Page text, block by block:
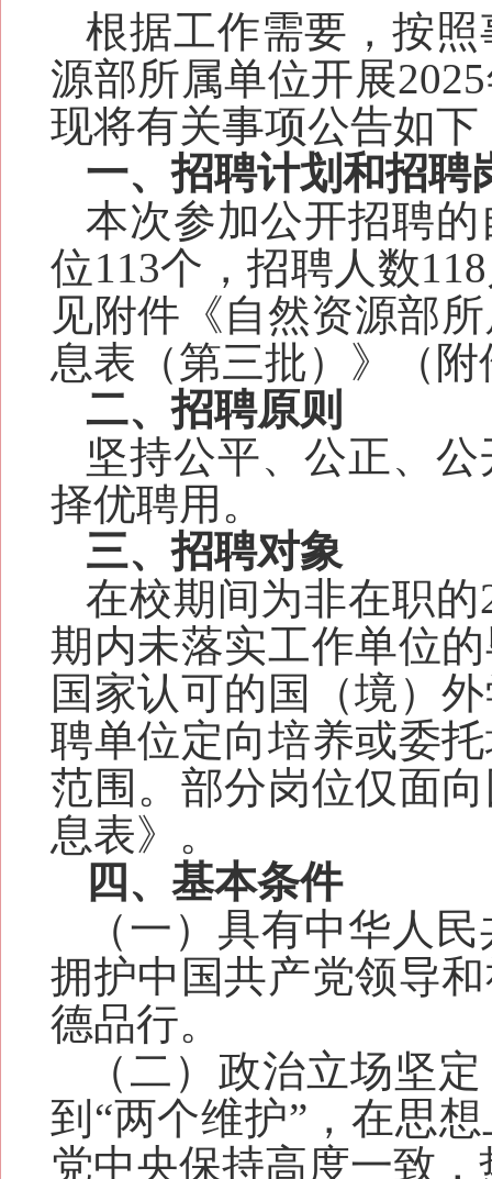
根据工作需要，按
源部所属单位开展
现将有关事项公告如下
一、招聘计划和招聘
本次参加公开招聘的
位113个，招聘人数118
见附件《自然资源部
息表 （第三批） 》（ 附
二、招聘原则
坚持公平、公正、
择优聘用。
三、招聘对象
在校期间为非在职的
期内未落实工作单位
国家认可的国（境）
聘单位定向培养或委
范围。 部分岗位仅面
息表》。
四 、基本条件
（一）具有中华人
拥护中国共产党领导
德品行。
（二）政治立场坚
到“两个维护”，在思
党中央保持高度一致